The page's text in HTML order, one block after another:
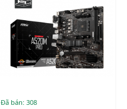
Đã bán: 308